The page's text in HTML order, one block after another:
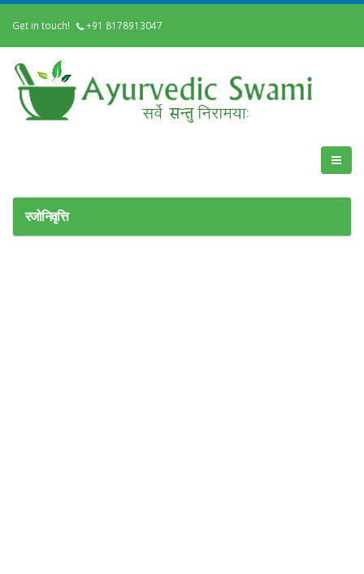
Get in touch! +91 8178913047
रजोनिवृत्ति